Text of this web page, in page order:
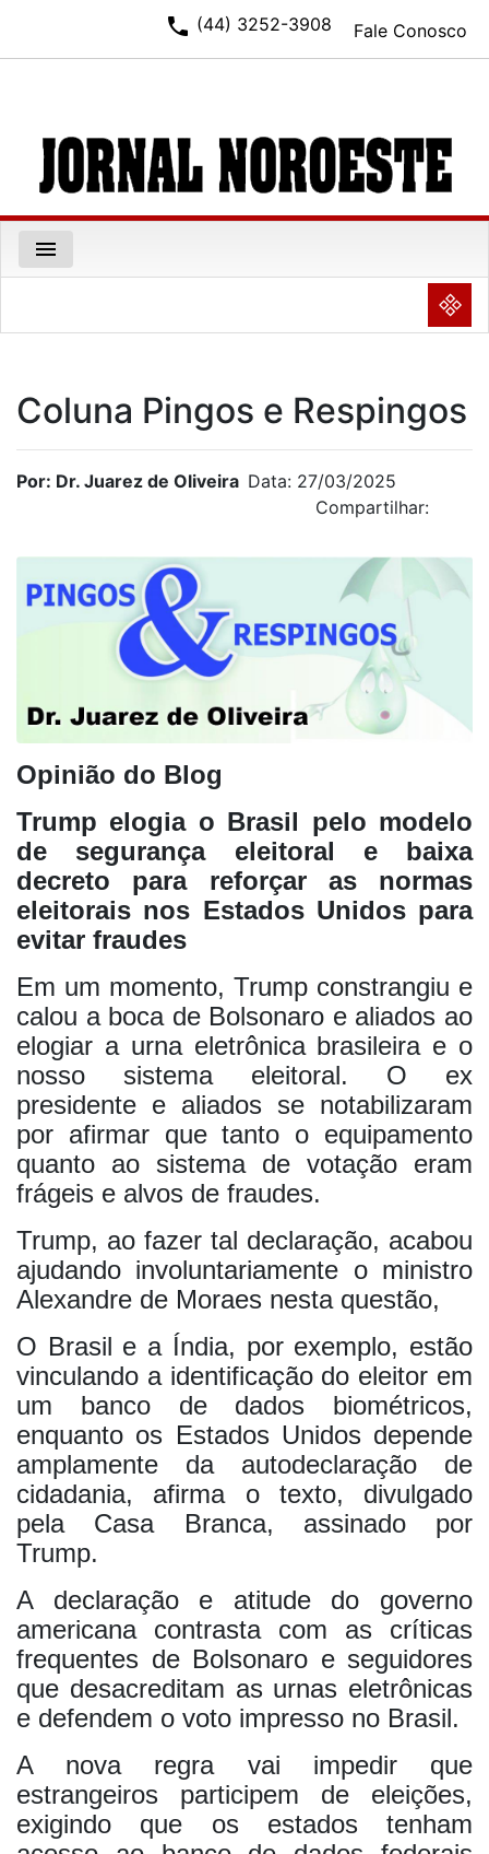
Fale Conosco
phone (44) 3252-3908
menu
NULL
Coluna Pingos e Respingos
Por: Dr. Juarez de Oliveira Data: 27/03/2025
Compartilhar:
Opinião do Blog
Trump elogia o Brasil pelo modelo
de segurança eleitoral e baixa
decreto para reforçar as normas
eleitorais nos Estados Unidos para
evitar fraudes
Em um momento, Trump constrangiu e
calou a boca de Bolsonaro e aliados ao
elogiar a urna eletrônica brasileira e o
nosso sistema eleitoral. O ex
presidente e aliados se notabilizaram
por afirmar que tanto o equipamento
quanto ao sistema de votação eram
frágeis e alvos de fraudes.
Trump, ao fazer tal declaração, acabou
ajudando involuntariamente o ministro
Alexandre de Moraes nesta questão,
O Brasil e a Índia, por exemplo, estão
vinculando a identificação do eleitor em
um banco de dados biométricos,
enquanto os Estados Unidos depende
amplamente da autodeclaração de
cidadania, afirma o texto, divulgado
pela Casa Branca, assinado por
Trump.
A declaração e atitude do governo
americana contrasta com as críticas
frequentes de Bolsonaro e seguidores
que desacreditam as urnas eletrônicas
e defendem o voto impresso no Brasil.
A nova regra vai impedir que
estrangeiros participem de eleições,
exigindo que os estados tenham